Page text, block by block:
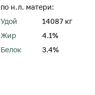
по н.л. матери:
Удой
14087 кг
Жир
4.1%
Белок
3.4%